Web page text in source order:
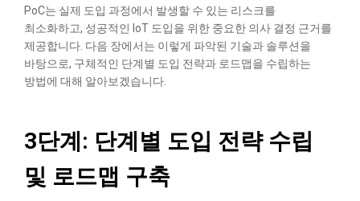
PoC는 실제 도입 과정에서 발생할 수 있는 리스크를
최소화하고, 성공적인 IoT 도입을 위한 중요한 의사 결정 근거를
제공합니다. 다음 장에서는 이렇게 파악된 기술과 솔루션을
바탕으로, 구체적인 단계별 도입 전략과 로드맵을 수립하는
방법에 대해 알아보겠습니다.
3단계: 단계별 도입 전략 수립
및 로드맵 구축